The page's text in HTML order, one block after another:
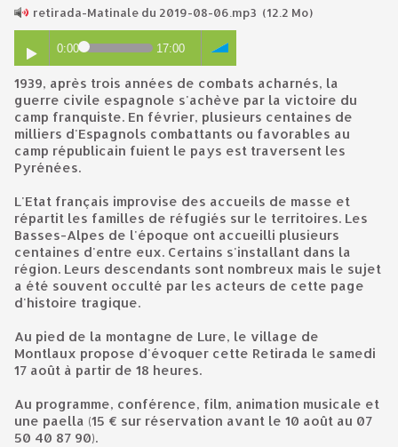
retirada-Matinale du 2019-08-06.mp3 (12.2 Mo)
0:00 17:00
1939, après trois années de combats acharnés, la
guerre civile espagnole s'achève par la victoire du
camp franquiste. En février, plusieurs centaines de
milliers d'Espagnols combattants ou favorables au
camp républicain fuient le pays est traversent les
Pyrénées.
L'Etat français improvise des accueils de masse et
répartit les familles de réfugiés sur le territoires. Les
Basses-Alpes de l'époque ont accueilli plusieurs
centaines d'entre eux. Certains s'installant dans la
région. Leurs descendants sont nombreux mais le sujet
a été souvent occulté par les acteurs de cette page
d'histoire tragique.
Au pied de la montagne de Lure, le village de
Montlaux propose d'évoquer cette Retirada le samedi
17 août à partir de 18 heures.
Au programme, conférence, film, animation musicale et
une paella (15 € sur réservation avant le 10 août au 07
50 40 87 90).